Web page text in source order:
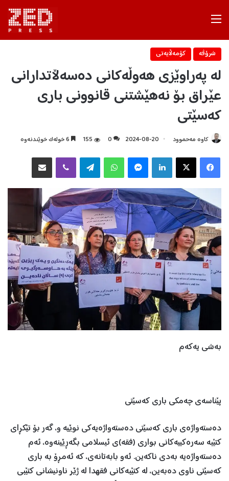
شرۆڤه‌ كۆمه‌ڵایه‌تی
له‌ په‌راوێزی هه‌وڵه‌كانی ده‌سه‌ڵاتدارانی
عێراق بۆ نه‌هێشتنی قانوونی باری
كه‌سێتی
كاوه‌ مه‌حموود 2024-08-20
0
155
X
Telegram
به‌شی یه‌كه‌م
پێناسه‌ی چه‌مكی باری كه‌سێتی
ده‌سته‌واژه‌ی باری كه‌سێتی ده‌سته‌واژه‌یه‌كی نوێیه‌ ‌و، گه‌ر بۆ تێكڕای
كتێبه‌ سه‌ره‌كییه‌كانی بواری (فقه‌)ی ئیسلامی بگه‌ڕێینه‌وه‌، ئه‌م
ده‌سته‌واژه‌یه‌ به‌دی ناكه‌ین. ئه‌و بابه‌تانه‌ی، كه‌ ئه‌مڕۆ به‌ باری
كه‌سێتی ناوی ده‌به‌ین، له‌ كتێبه‌كانی فقهدا له‌ ژێر ناونیشانی كتێبی